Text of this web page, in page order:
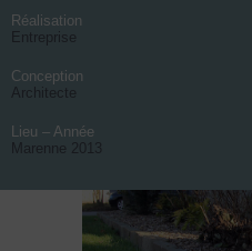
Réalisation
Entreprise
Conception
Architecte
Lieu – Année
Marenne 2013